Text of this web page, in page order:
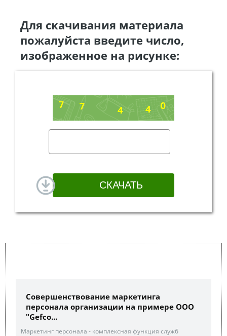
Для скачивания материала
пожалуйста введите число,
изображенное на рисунке:
Совершенствование маркетинга
персонала организации на примере ООО
"Gefco...
Маркетинг персонала - комплексная функция служб